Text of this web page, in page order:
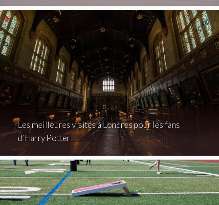
Les meilleures visites à Londres pour les fans
d’Harry Potter